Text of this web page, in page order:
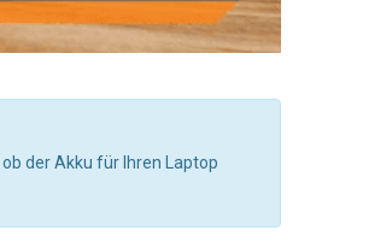
der Akku für Ihren Laptop